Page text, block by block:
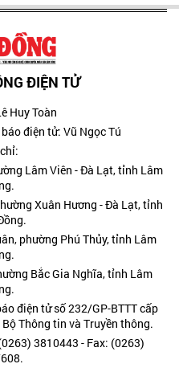
ĐIỆN TỬ
Huy Toàn
điện tử: Vũ Ngọc Tú
Lâm Viên - Đà Lạt, tỉnh Lâm
Xuân Hương - Đà Lạt, tỉnh
phường Phú Thủy, tỉnh Lâm
Bắc Gia Nghĩa, tỉnh Lâm
điện tử số 232/GP-BTTT cấp
Thông tin và Truyền thông.
3810443 - Fax: (0263)